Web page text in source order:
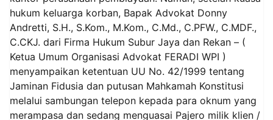
hukum keluarga korban, Bapak Advokat Donny
Andretti, S.H., S.Kom., M.Kom., C.Md., C.PFW., C.MDF.,
C.CKJ. dari Firma Hukum Subur Jaya dan Rekan – (
Ketua Umum Organisasi Advokat FERADI WPI )
menyampaikan ketentuan UU No. 42/1999 tentang
Jaminan Fidusia dan putusan Mahkamah Konstitusi
melalui sambungan telepon kepada para oknum yang
merampasa dan sedang menguasai Pajero milik klien /